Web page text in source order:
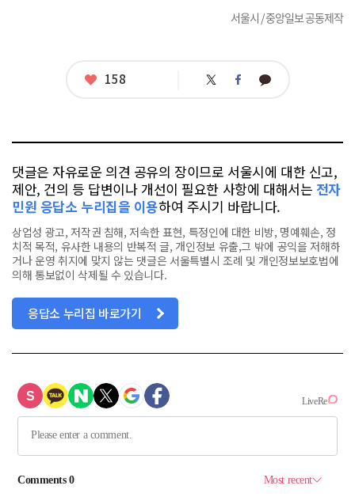
서울시 / 중앙일보 공동제작
좋
158 트
위
페
이
카
카
댓글은 자유로운 의견 공유의 장이므로 서울시에 대한 신고,
제안, 건의 등 답변이나 개선이 필요한 사항에 대해서는 전자
민원 응답소 누리집을 이용하여 주시기 바랍니다.
상업성 광고, 저작권 침해, 저속한 표현, 특정인에 대한 비방, 명예훼손, 정
치적 목적, 유사한 내용의 반복적 글, 개인정보 유출,그 밖에 공익을 저해하
거나 운영 취지에 맞지 않는 댓글은 서울특별시 조례 및 개인정보보호법에
의해 통보없이 삭제될 수 있습니다.
응답소 누리집 바로가기